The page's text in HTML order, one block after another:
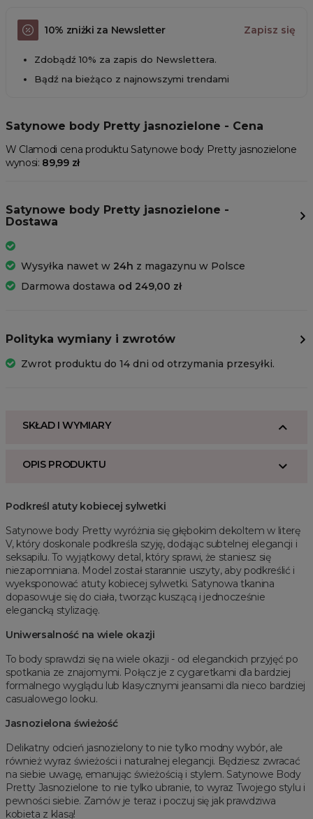
10% zniżki za Newsletter Zapisz się
Zdobądź 10% za zapis do Newslettera.
Bądź na bieżąco z najnowszymi trendami
Satynowe body Pretty jasnozielone - Cena
W Clamodi cena produktu Satynowe body Pretty jasnozielone
wynosi: 89,99 zł
Satynowe body Pretty jasnozielone -
Dostawa
Wysyłka nawet w 24h z magazynu w Polsce
Darmowa dostawa od 249,00 zł
Polityka wymiany i zwrotów
Zwrot produktu do 14 dni od otrzymania przesyłki.
SKŁAD I WYMIARY
OPIS PRODUKTU
Podkreśl atuty kobiecej sylwetki
Satynowe body Pretty wyróżnia się głębokim dekoltem w literę
V, który doskonale podkreśla szyję, dodając subtelnej elegancji i
seksapilu. To wyjątkowy detal, który sprawi, że staniesz się
niezapomniana. Model został starannie uszyty, aby podkreślić i
wyeksponować atuty kobiecej sylwetki. Satynowa tkanina
dopasowuje się do ciała, tworząc kuszącą i jednocześnie
elegancką stylizację.
Uniwersalność na wiele okazji
To body sprawdzi się na wiele okazji - od eleganckich przyjęć po
spotkania ze znajomymi. Połącz je z cygaretkami dla bardziej
formalnego wyglądu lub klasycznymi jeansami dla nieco bardziej
casualowego looku.
Jasnozielona świeżość
Delikatny odcień jasnozielony to nie tylko modny wybór, ale
również wyraz świeżości i naturalnej elegancji. Będziesz zwracać
na siebie uwagę, emanując świeżością i stylem. Satynowe Body
Pretty Jasnozielone to nie tylko ubranie, to wyraz Twojego stylu i
pewności siebie. Zamów je teraz i poczuj się jak prawdziwa
kobieta z klasą!